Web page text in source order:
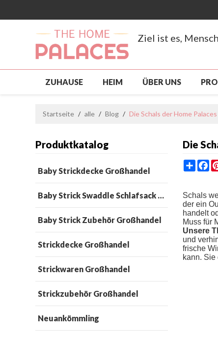
Ziel ist es,
ZUHAUSE HEIM ÜBER UNS
Startseite / alle / Blog / Die Schals der Home
Produktkatalog
Baby Strickdecke Großhandel
Baby Strick Swaddle Schlafsack Großhandel
Baby Strick Zubehör Großhandel
Strickdecke Großhandel
Strickwaren Großhandel
Strickzubehör Großhandel
Neuankömmling
Die
Share
Schals
der ein
handelt
Muss für
Unsere
und
frische
kann.